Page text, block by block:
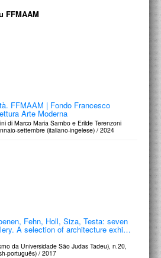
FFMAAM
FFMAAM | Fondo Francesco
Arte Moderna
di Marco Maria Sambo e Erilde Terenzoni
settembre (italiano-ingelese) / 2024
Fehn, Holl, Siza, Testa: seven
A selection of architecture exhi…
da Universidade São Judas Tadeu), n.20,
português) / 2017